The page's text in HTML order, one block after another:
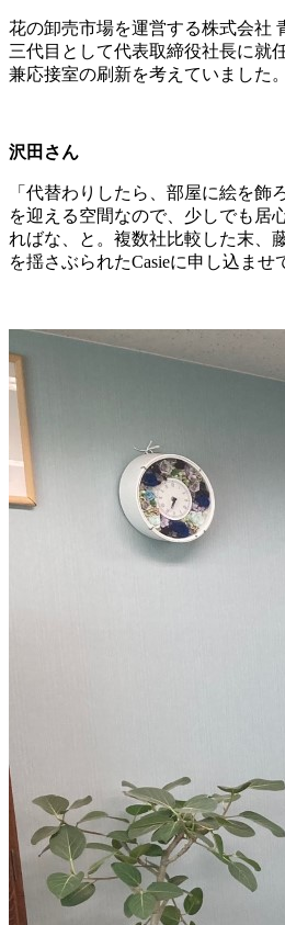
花の卸売市場を運営する株式会社
三代目として代表取締役社長に就
兼応接室の刷新を考えていました。
沢田さん
「代替わりしたら、部屋に絵を飾
を迎える空間なので、少しでも居
ればな、と。複数社比較した末、
を揺さぶられたCasieに申し込ませ